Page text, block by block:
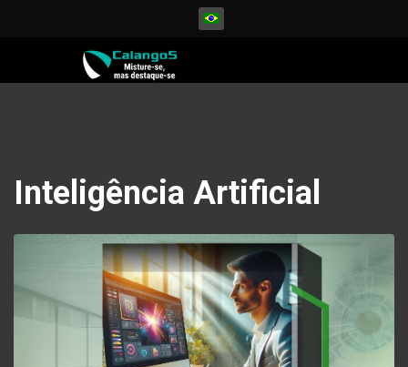
Selecione seu Idioma
Inteligência Artificial